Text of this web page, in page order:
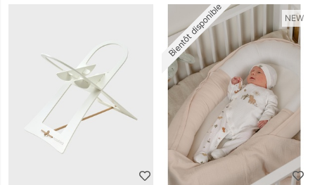
Bientôt disponible NEW